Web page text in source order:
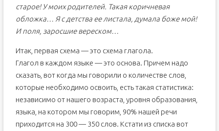
старое! У моих родителей. Такая коричневая
обложка… Я с детства ее листала, думала боже мой!
И поля, заросшие вереском…
Итак, первая схема — это схема глагола.
Глагол в каждом языке — это основа. Причем надо
сказать, вот когда мы говорили о количестве слов,
которые необходимо освоить, есть такая статистика:
независимо от нашего возраста, уровня образования,
языка, на котором мы говорим, 90% нашей речи
приходится на 300 — 350 слов. Кстати из списка вот